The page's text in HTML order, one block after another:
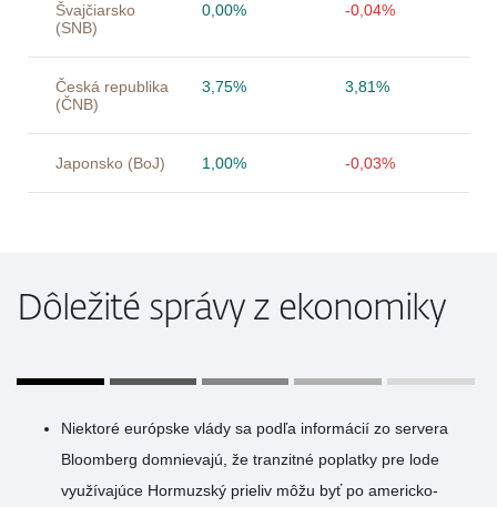
Švajčiarsko
(SNB)
0,00% -0,04%
Česká republika
(ČNB)
3,75% 3,81%
Japonsko (BoJ) 1,00% -0,03%
Dôležité správy z ekonomiky
Niektoré európske vlády sa podľa informácií zo servera
Bloomberg domnievajú, že tranzitné poplatky pre lode
využívajúce Hormuzský prieliv môžu byť po americko-